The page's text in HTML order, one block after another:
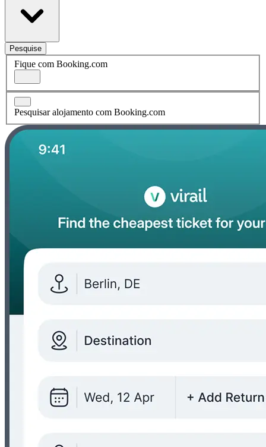
Pesquise
Fique com Booking.com
Pesquisar alojamento com Booking.com